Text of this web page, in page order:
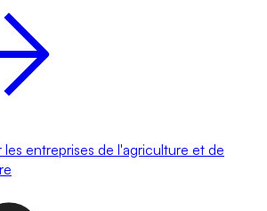
les entreprises de l'agriculture et de